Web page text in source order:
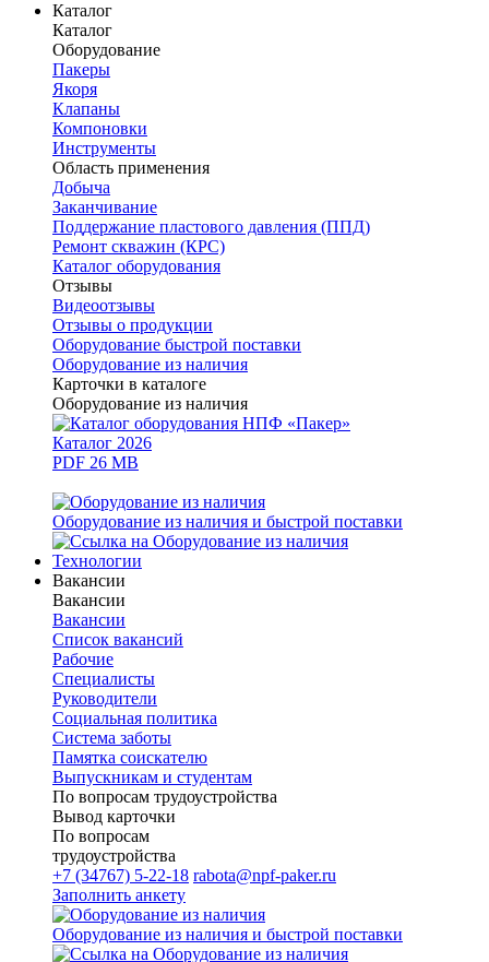
Каталог
Каталог
Оборудование
Пакеры
Якоря
Клапаны
Компоновки
Инструменты
Область применения
Добыча
Заканчивание
Поддержание пластового давления (ППД)
Ремонт скважин (КРС)
Каталог оборудования
Отзывы
Видеоотзывы
Отзывы о продукции
Оборудование быстрой поставки
Оборудование из наличия
Карточки в каталоге
Оборудование из наличия
Каталог 2026
PDF 26 MB
Оборудование из наличия и быстрой поставки
Технологии
Вакансии
Вакансии
Вакансии
Список вакансий
Рабочие
Специалисты
Руководители
Cоциальная политика
Система заботы
Памятка соискателю
Выпускникам и студентам
По вопросам трудоустройства
Вывод карточки
По вопросам
трудоустройства
+7 (34767) 5-22-18 rabota@npf-paker.ru
Заполнить анкету
Оборудование из наличия и быстрой поставки